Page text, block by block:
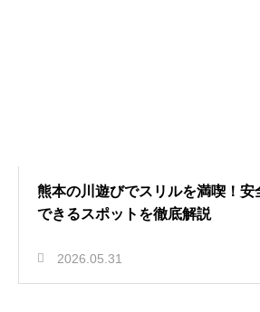
熊本の川遊びでスリルを満喫！安
できるスポットを徹底解説
2026.05.31